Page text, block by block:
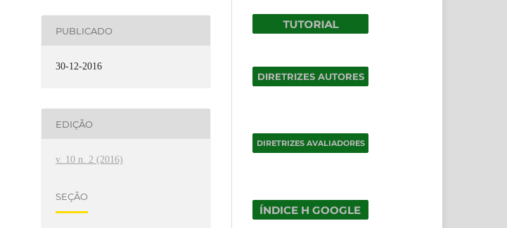
PUBLICADO
30-12-2016
EDIÇÃO
v. 10 n. 2 (2016)
SEÇÃO